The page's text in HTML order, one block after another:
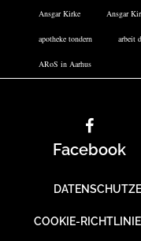
Ansgar Kirke Ansgar
apotheke tondern arbeit
ARoS in Aarhus
Facebook
COOKIE-RICHTLINIE